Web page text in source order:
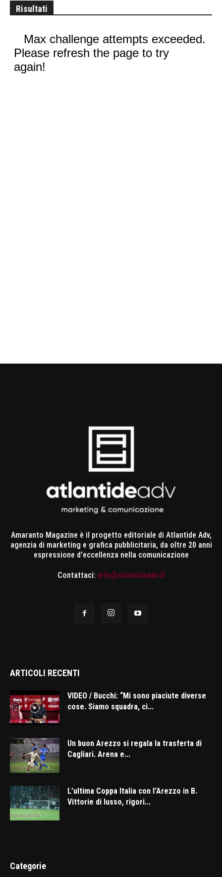
Risultati
Amaranto Magazine è il progetto editoriale di Atlantide Adv,
agenzia di marketing e grafica pubblicitaria, da oltre 20 anni
espressione d'eccellenza nella comunicazione
Contattaci: info@atlantideadv.it
ARTICOLI RECENTI
VIDEO / Bucchi: “Mi sono piaciute diverse
cose. Siamo squadra, ci...
Un buon Arezzo si regala la trasferta di
Cagliari. Arena e...
L’ultima Coppa Italia con l’Arezzo in B.
Vittorie di lusso, rigori...
Categorie